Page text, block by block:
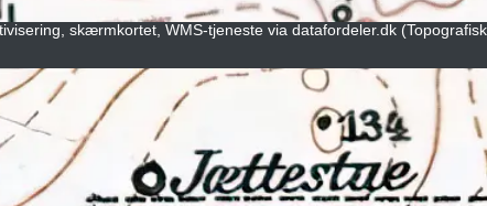
skærmkortet, WMS-tjeneste via datafordeler.dk